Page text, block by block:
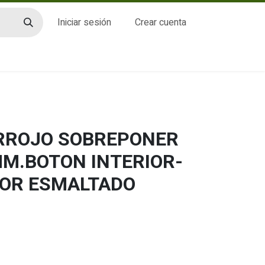
Iniciar sesión Crear cuenta
SOBREPONER
INTERIOR-
ESMALTADO